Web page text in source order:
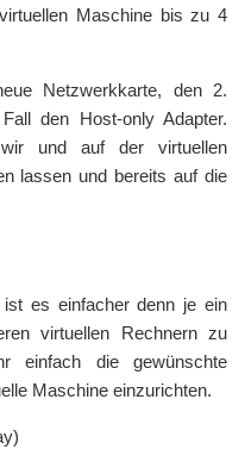
Maschine bis zu 4
Netzwerkkarte, den 2.
den Host-only Adapter.
und auf der virtuellen
lassen und bereits auf die
es einfacher denn je ein
virtuellen Rechnern zu
einfach die gewünschte
Maschine einzurichten.